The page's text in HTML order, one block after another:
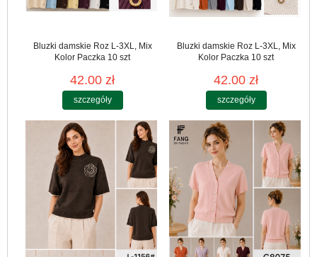
Bluzki damskie Roz L-3XL, Mix
Kolor Paczka 10 szt
42.00 zł
szczegóły
Bluzki damskie Roz L-3XL, Mix
Kolor Paczka 10 szt
42.00 zł
szczegóły